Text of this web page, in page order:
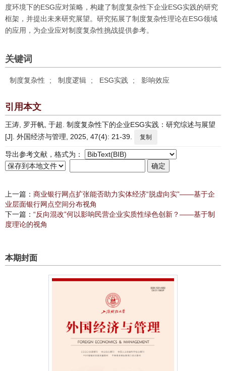
度环境下的ESG应对策略，构建了制度复杂性下企业ESG实践的研究
框架，并提出未来研究展望。研究拓展了制度复杂性理论在ESG领域
的应用，为企业应对制度复杂性挑战提供参考。
关键词
制度复杂性 ; 制度逻辑 ; ESG实践 ; 影响效应
引用本文
王涛, 罗开帆, 于超. 制度复杂性下的企业ESG实践：研究综述与展望
[J]. 外国经济与管理, 2025, 47(4): 21-39.
复制
导出参考文献，格式为：
上一篇： 商业银行网点扩张能否助力实体经济“脱虚向实”——基于企
业层面银行网点空间分布视角
下一篇： “反向混改”何以影响民营企业实质性绿色创新？——基于制
度理论的视角
本期封面